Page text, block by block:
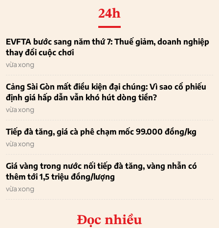
24h
EVFTA bước sang năm thứ 7: Thuế giảm, doanh nghiệp
thay đổi cuộc chơi
vừa xong
Cảng Sài Gòn mất điều kiện đại chúng: Vì sao cổ phiếu
định giá hấp dẫn vẫn khó hút dòng tiền?
vừa xong
Tiếp đà tăng, giá cà phê chạm mốc 99.000 đồng/kg
vừa xong
Giá vàng trong nước nối tiếp đà tăng, vàng nhẫn có
thêm tới 1,5 triệu đồng/lượng
vừa xong
Đọc nhiều